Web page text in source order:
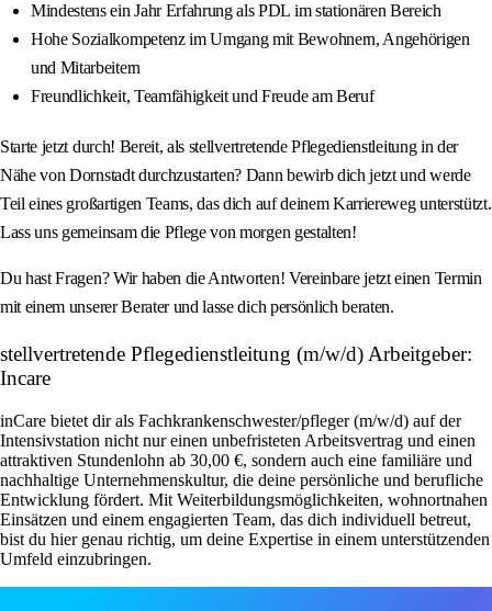
Mindestens ein Jahr Erfahrung als PDL im stationären Bereich
Hohe Sozialkompetenz im Umgang mit Bewohnern, Angehörigen
und Mitarbeitern
Freundlichkeit, Teamfähigkeit und Freude am Beruf
Starte jetzt durch! Bereit, als stellvertretende Pflegedienstleitung in der
Nähe von Dornstadt durchzustarten? Dann bewirb dich jetzt und werde
Teil eines großartigen Teams, das dich auf deinem Karriereweg unterstützt.
Lass uns gemeinsam die Pflege von morgen gestalten!
Du hast Fragen? Wir haben die Antworten! Vereinbare jetzt einen Termin
mit einem unserer Berater und lasse dich persönlich beraten.
stellvertretende Pflegedienstleitung (m/w/d) Arbeitgeber:
Incare
inCare bietet dir als Fachkrankenschwester/pfleger (m/w/d) auf der
Intensivstation nicht nur einen unbefristeten Arbeitsvertrag und einen
attraktiven Stundenlohn ab 30,00 €, sondern auch eine familiäre und
nachhaltige Unternehmenskultur, die deine persönliche und berufliche
Entwicklung fördert. Mit Weiterbildungsmöglichkeiten, wohnortnahen
Einsätzen und einem engagierten Team, das dich individuell betreut,
bist du hier genau richtig, um deine Expertise in einem unterstützenden
Umfeld einzubringen.